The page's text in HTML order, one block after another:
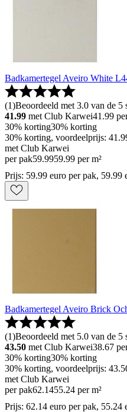
Badkamertegel Aveiro White
(1)Beoordeeld met 3.0 van de 5
41.99 met Club Karwei41.99
30% korting30% korting
30% korting, voordeelprijs:
met Club Karwei
per pak59.9959.99 per m²
Prijs: 59.99 euro per pak, 59.99
Badkamertegel Aveiro Brick
(1)Beoordeeld met 5.0 van de 5
43.50 met Club Karwei38.67
30% korting30% korting
30% korting, voordeelprijs:
met Club Karwei
per pak62.1455.24 per m²
Prijs: 62.14 euro per pak, 55.24